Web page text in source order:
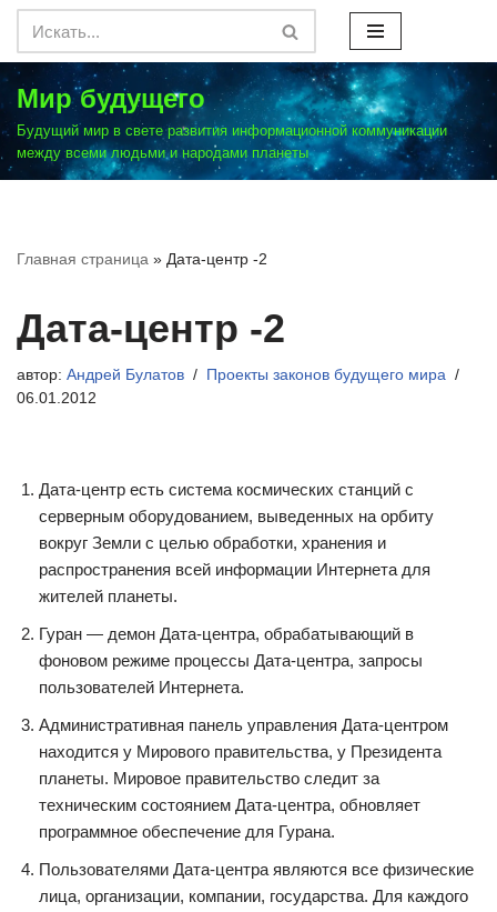
Перейти
к
содержимому
Мир будущего
Будущий мир в свете развития информационной коммуникации
между всеми людьми и народами планеты
Главная страница » Дата-центр -2
Дата-центр -2
автор: Андрей Булатов
Проекты законов будущего мира
06.01.2012
Дата-центр есть система космических станций с
серверным оборудованием, выведенных на орбиту
вокруг Земли с целью обработки, хранения и
распространения всей информации Интернета для
жителей планеты.
Гуран — демон Дата-центра, обрабатывающий в
фоновом режиме процессы Дата-центра, запросы
пользователей Интернета.
Административная панель управления Дата-центром
находится у Мирового правительства, у Президента
планеты. Мировое правительство следит за
техническим состоянием Дата-центра, обновляет
программное обеспечение для Гурана.
Пользователями Дата-центра являются все физические
лица, организации, компании, государства. Для каждого